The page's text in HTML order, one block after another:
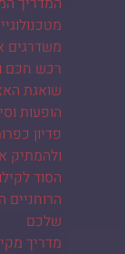
משדרגים
רכש חכם
שואגת
הופעות
פדיון
ולהמתיק
הסוד
הרוחניים
שלכם
מדריך